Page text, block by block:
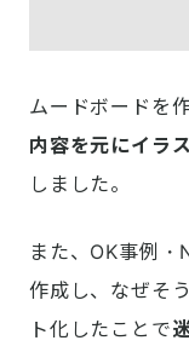
ムードボードを
内容を元にイラ
しました。
また、OK事例
作成し、なぜそ
ト化したことで